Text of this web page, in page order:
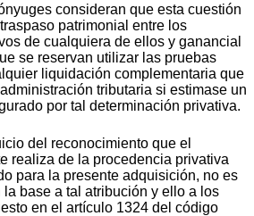
consideran que esta cuestión
patrimonial entre los
de cualquiera de ellos y ganancial
se reservan utilizar las pruebas
liquidación complementaria que
tributaria si estimase un
por tal determinación privativa.
del reconocimiento que el
realiza de la procedencia privativa
para la presente adquisición, no es
base a tal atribución y ello a los
en el artículo 1324 del código